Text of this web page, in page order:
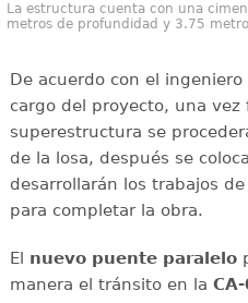
La estructura cuenta con una
metros de profundidad y 3.75
De acuerdo con el ingeniero
cargo del proyecto, una vez
superestructura se
de la losa, después se
desarrollarán los trabajos
para completar la obra.
El nuevo puente paralelo
manera el tránsito en la